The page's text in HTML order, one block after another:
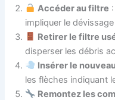
Accéder au filtre
impliquer le
Retirer le filtre
disperser les débris
Insérer le
les flèches indiquant
Remontez les